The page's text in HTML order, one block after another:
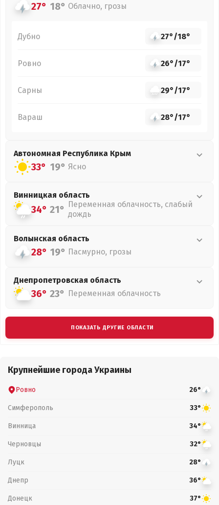
27° 18° Облачно, грозы
Дубно 27°/18°
Ровно 26°/17°
Сарны 29°/17°
Вараш 28°/17°
Автономная Республика Крым
33° 19° Ясно
Винницкая область
34° 21° Переменная облачность, слабый
дождь
Волынская область
28° 19° Пасмурно, грозы
Днепропетровская область
36° 23° Переменная облачность
ПОКАЗАТЬ ДРУГИЕ ОБЛАСТИ
Крупнейшие города Украины
Ровно 26°
Симферополь 33°
Винница 34°
Черновцы 32°
Луцк 28°
Днепр 36°
Донецк 37°